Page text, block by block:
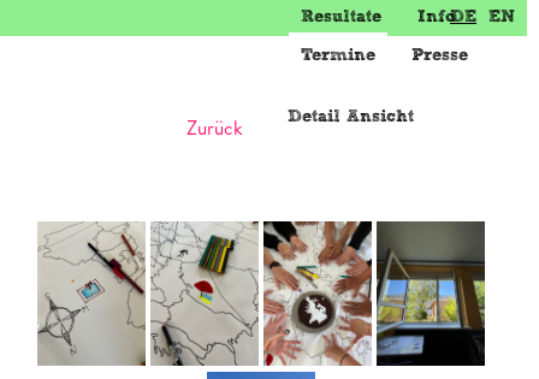
Resultate
Info
Termine
Presse
Detail Ansicht
EN
DE
Zurück Weiter